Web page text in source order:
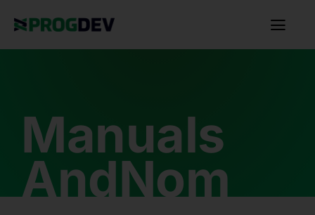
Manuals
AndNom